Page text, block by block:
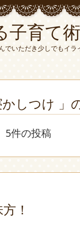
子育て術
いただき少しでもイラ
しつけ 」
5件の投稿
！